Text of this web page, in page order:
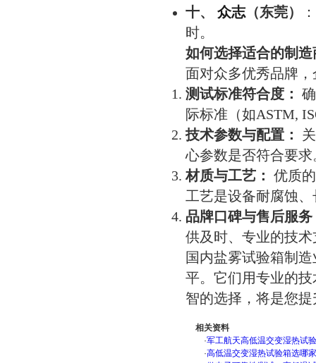
十、 众志（东莞）
时。
如何选择适合的制造
面对众多优秀品牌
测试标准符合度：
际标准（如ASTM,
技术参数与配置：
心参数是否符合要求
材质与工艺：
优质
工艺是设备耐腐蚀
品牌口碑与售后服务
供及时、专业的技
国内盐雾试验箱制
平。它们用专业的
智的选择，将是您
相关资料
·军工航天高低温交变湿热试
·高低温交变湿热试验箱选哪